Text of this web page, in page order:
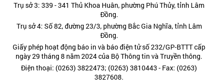
Trụ sở 3: 339 - 341 Thủ Khoa Huân, phường Phú Thủy, tỉnh Lâm
Đồng.
Trụ sở 4: Số 82, đường 23/3, phường Bắc Gia Nghĩa, tỉnh Lâm
Đồng.
Giấy phép hoạt động báo in và báo điện tử số 232/GP-BTTT cấp
ngày 29 tháng 8 năm 2024 của Bộ Thông tin và Truyền thông.
Điện thoại: (0263) 3822473; (0263) 3810443 - Fax: (0263)
3827608.